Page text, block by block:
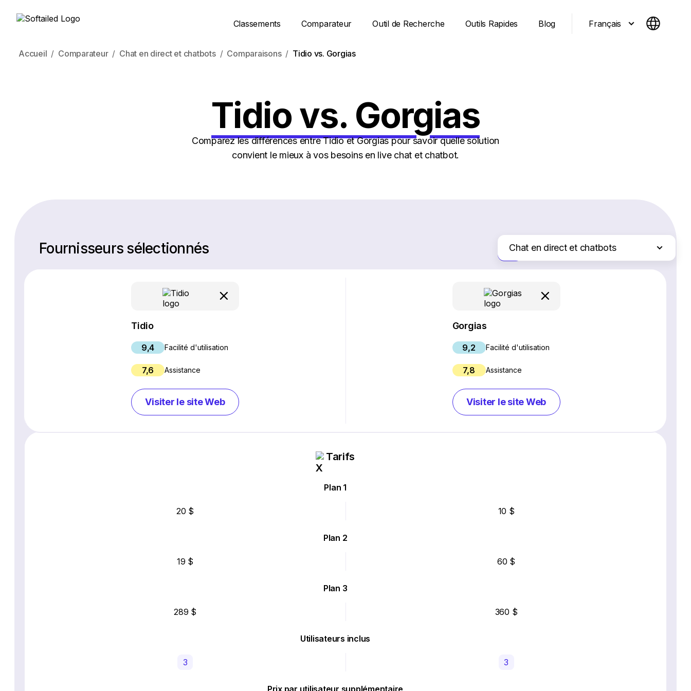
Classements Comparateur Outil de Recherche Outils Rapides Blog Français
Accueil Comparateur Chat en direct et chatbots Comparaisons Tidio vs. Gorgias
Tidio vs. Gorgias
Comparez les différences entre Tidio et Gorgias pour savoir quelle solution
convient le mieux à vos besoins en live chat et chatbot.
Fournisseurs sélectionnés Chat en direct et chatbots
Création de site Web
Services d'hébergement Web
Logiciel CRM
Juste les différences
Tidio
9,4 Facilité d'utilisation
7,6 Assistance
Visiter le site Web
Gorgias
9,2 Facilité d'utilisation
7,8 Assistance
Visiter le site Web
Tarifs
Plan 1
20 $ 10 $
Plan 2
19 $ 60 $
Plan 3
289 $ 360 $
Utilisateurs inclus
3 3
Prix par utilisateur supplémentaire